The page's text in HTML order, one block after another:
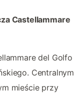
Castellammare
del Golfo
Centralnym
mieście przy